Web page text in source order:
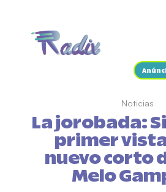
Noticias
La jorobada:
primer
nuevo corto
Melo